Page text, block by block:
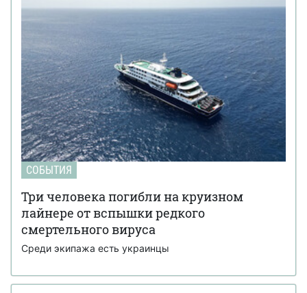
СОБЫТИЯ
Три человека погибли на круизном
лайнере от вспышки редкого
смертельного вируса
Среди экипажа есть украинцы